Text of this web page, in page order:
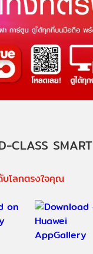
CLASS SMART
บโลกตรงใจคุณ